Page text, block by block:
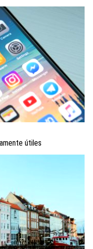
útiles